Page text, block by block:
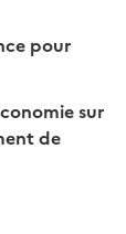
pour
sur
de